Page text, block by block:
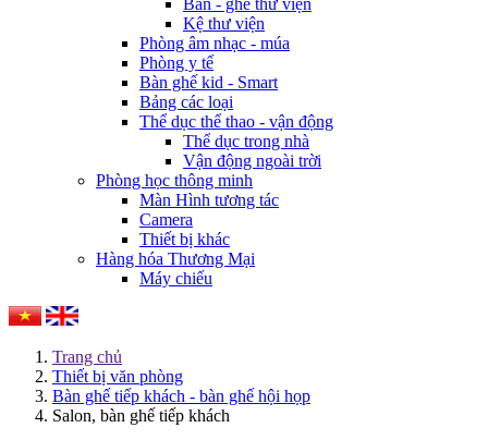
Bàn - ghế thư viện
Kệ thư viện
Phòng âm nhạc - múa
Phòng y tế
Bàn ghế kid - Smart
Bảng các loại
Thể dục thể thao - vận động
Thể dục trong nhà
Vận động ngoài trời
Phòng học thông minh
Màn Hình tương tác
Camera
Thiết bị khác
Hàng hóa Thương Mại
Máy chiếu
Trang chủ
Thiết bị văn phòng
Bàn ghế tiếp khách - bàn ghế hội họp
Salon, bàn ghế tiếp khách